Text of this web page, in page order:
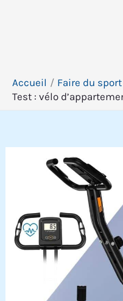
Accueil
Faire du
Test : vélo